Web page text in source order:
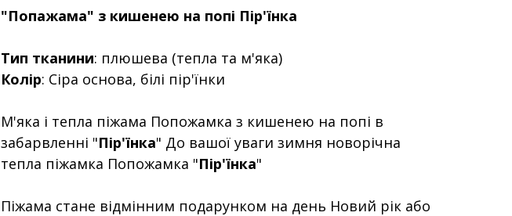
"Попажама" з кишенею на попі Пір'їнка
Тип тканини: плюшева (тепла та м'яка)
Колір: Сіра основа, білі пір'їнки
М'яка і тепла піжама Попожамка з кишенею на попі в
забарвленні "Пір'їнка" До вашої уваги зимня новорічна
тепла піжамка Попожамка "Пір'їнка"
Піжама стане відмінним подарунком на день Новий рік або